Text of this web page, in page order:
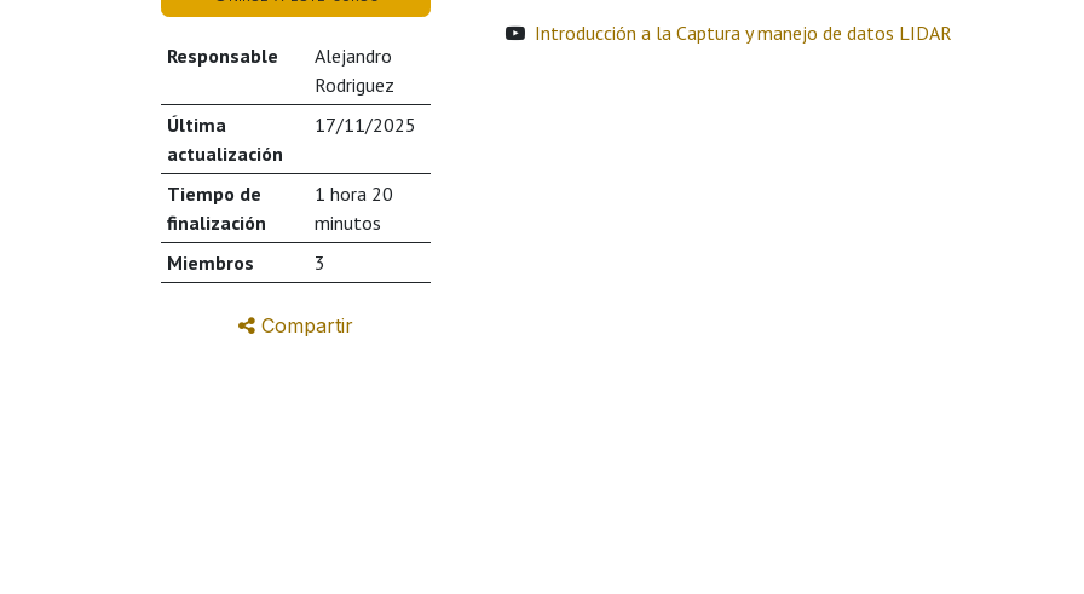
Responsable
Alejandro
Rodriguez
Última
actualización
17/11/2025
Tiempo de
finalización
1 hora 20
minutos
Miembros
3
Compartir
Introducción a la Captura y manejo de datos LIDAR